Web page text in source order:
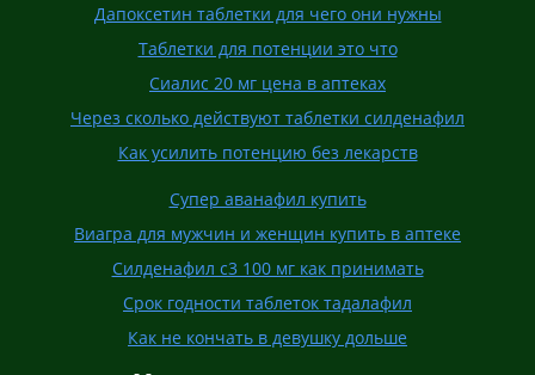
Дапоксетин таблетки для чего они нужны
Таблетки для потенции это что
Сиалис 20 мг цена в аптеках
Через сколько действуют таблетки силденафил
Как усилить потенцию без лекарств
Супер аванафил купить
Виагра для мужчин и женщин купить в аптеке
Силденафил с3 100 мг как принимать
Срок годности таблеток тадалафил
Как не кончать в девушку дольше